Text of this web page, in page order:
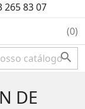
265 83 07
(0)

DE